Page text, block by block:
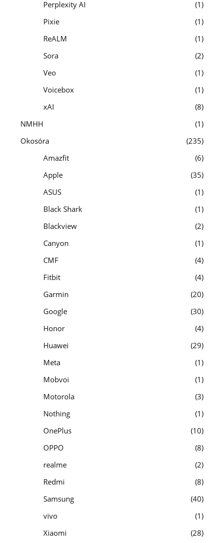
Perplexity AI
1
Pixie
1
ReALM
1
Sora
2
Veo
1
Voicebox
1
xAI
8
NMHH
1
Okosóra
235
Amazfit
6
Apple
35
ASUS
1
Black Shark
1
Blackview
2
Canyon
1
CMF
4
Fitbit
4
Garmin
20
Google
30
Honor
4
Huawei
29
Meta
1
Mobvoi
1
Motorola
3
Nothing
1
OnePlus
10
OPPO
8
realme
2
Redmi
8
Samsung
40
vivo
1
Xiaomi
28